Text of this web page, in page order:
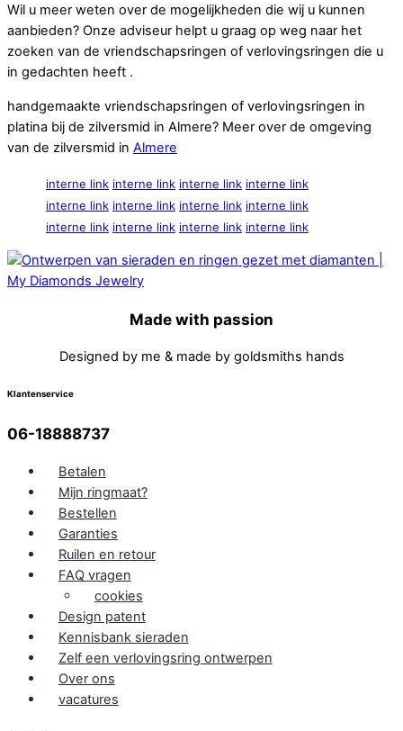
Wil u meer weten over de mogelijkheden die wij u kunnen
aanbieden? Onze adviseur helpt u graag op weg naar het
zoeken van de vriendschapsringen of verlovingsringen die u
in gedachten heeft .
handgemaakte vriendschapsringen of verlovingsringen in
platina bij de zilversmid in Almere? Meer over de omgeving
van de zilversmid in Almere
interne link interne link interne link interne link
interne link interne link interne link interne link
interne link interne link interne link interne link
Made with passion
Designed by me & made by goldsmiths hands
Klantenservice
06-18888737
Betalen
Mijn ringmaat?
Bestellen
Garanties
Ruilen en retour
FAQ vragen
cookies
Design patent
Kennisbank sieraden
Zelf een verlovingsring ontwerpen
Over ons
vacatures